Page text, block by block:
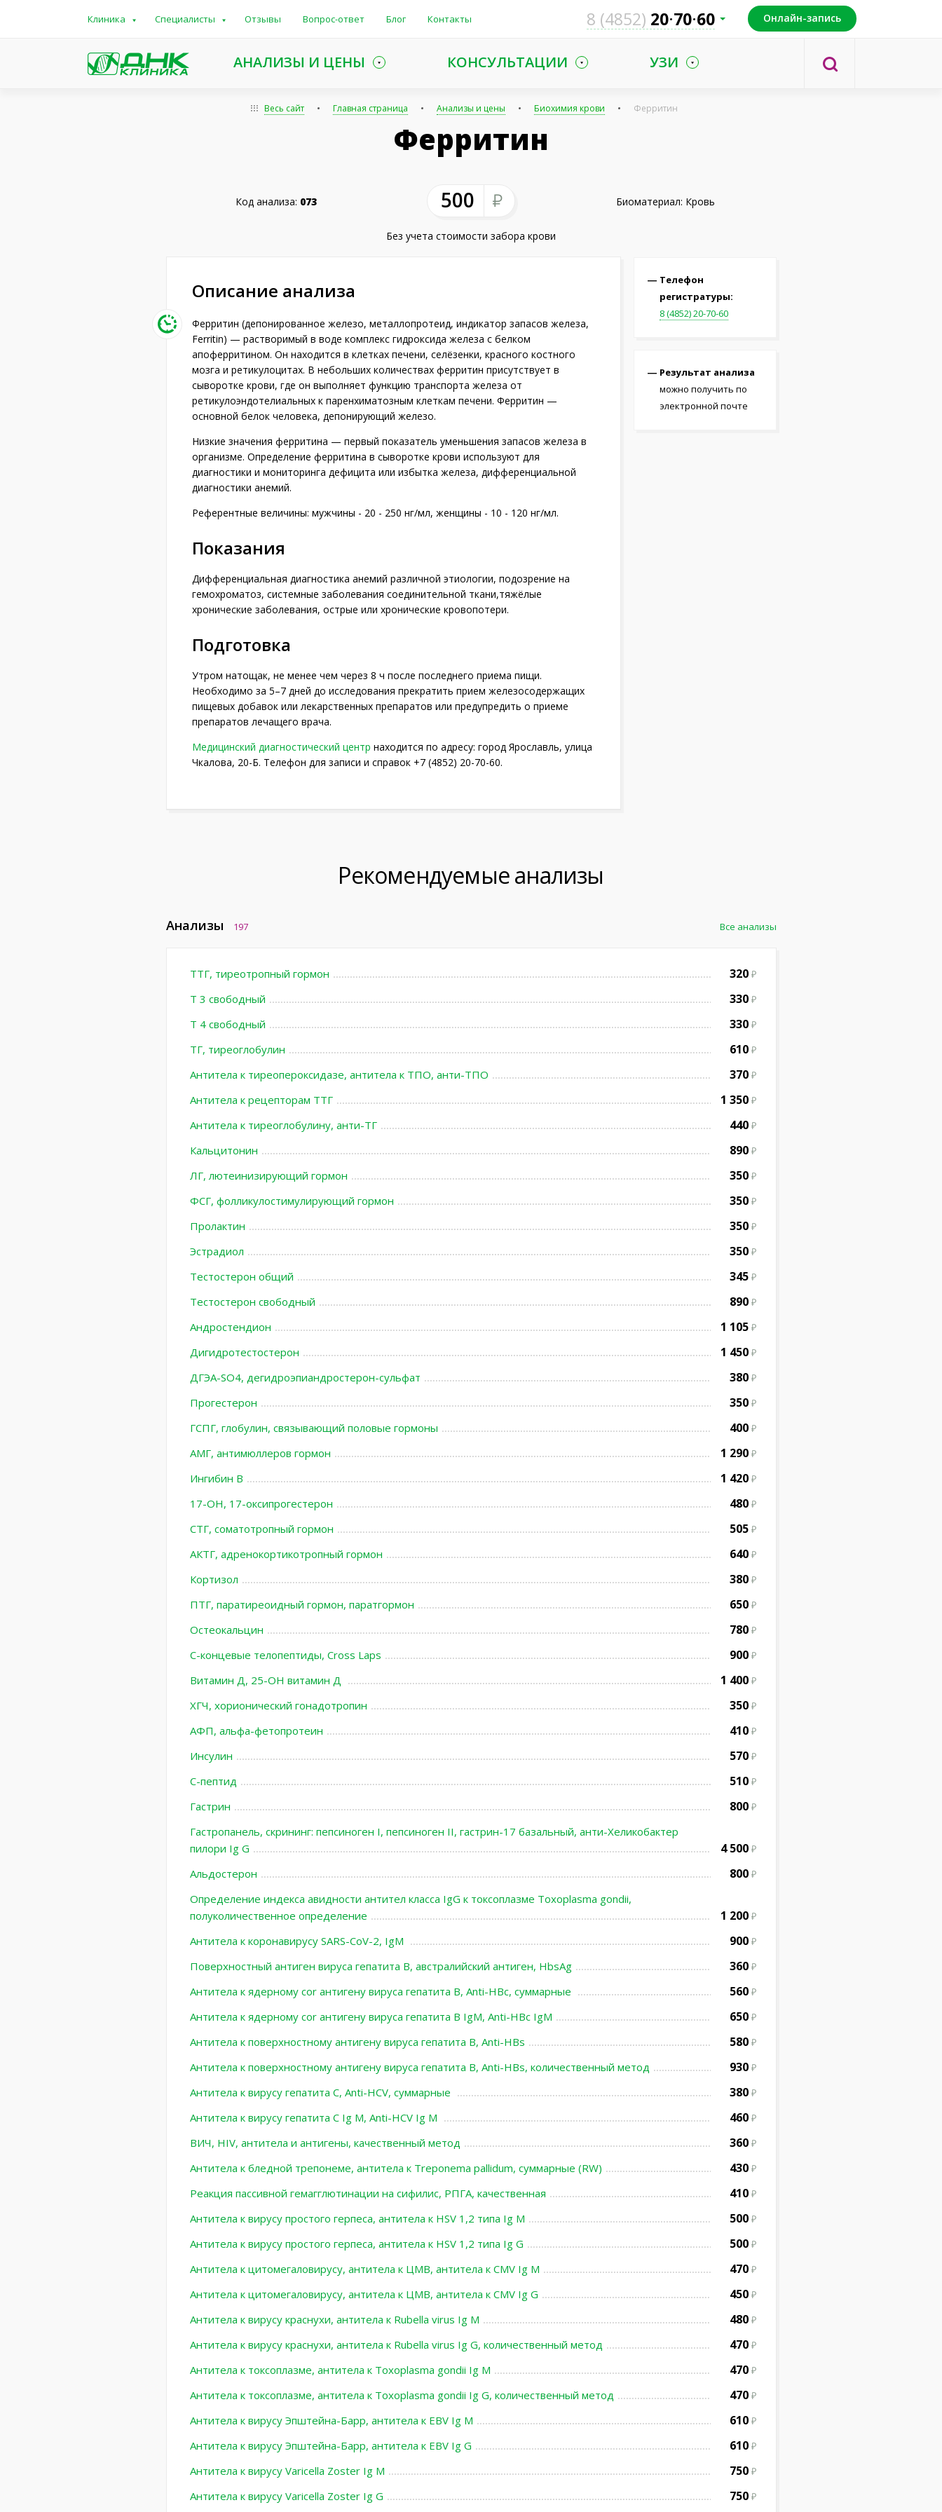
Клиника Специалисты Отзывы Вопрос-ответ Блог Контакты Онлайн-запись
8 (4852) 20 70 60
АНАЛИЗЫ И ЦЕНЫ КОНСУЛЬТАЦИИ УЗИ
Весь сайт Главная страница Анализы и цены Биохимия крови Ферритин
Ферритин
Код анализа: 073 500 Биоматериал: Кровь
Без учета стоимости забора крови
Описание анализа
Ферритин (депонированное железо, металлопротеид, индикатор запасов железа,
Ferritin) — растворимый в воде комплекс гидроксида железа с белком
апоферритином. Он находится в клетках печени, селёзенки, красного костного
мозга и ретикулоцитах. В небольших количествах ферритин присутствует в
сыворотке крови, где он выполняет функцию транспорта железа от
ретикулоэндотелиальных к паренхиматозным клеткам печени. Ферритин —
основной белок человека, депонирующий железо.
Низкие значения ферритина — первый показатель уменьшения запасов железа в
организме. Определение ферритина в сыворотке крови используют для
диагностики и мониторинга дефицита или избытка железа, дифференциальной
диагностики анемий.
Референтные величины: мужчины - 20 - 250 нг/мл, женщины - 10 - 120 нг/мл.
Показания
Дифференциальная диагностика анемий различной этиологии, подозрение на
гемохроматоз, системные заболевания соединительной ткани,тяжёлые
хронические заболевания, острые или хронические кровопотери.
Подготовка
Утром натощак, не менее чем через 8 ч после последнего приема пищи.
Необходимо за 5–7 дней до исследования прекратить прием железосодержащих
пищевых добавок или лекарственных препаратов или предупредить о приеме
препаратов лечащего врача.
Медицинский диагностический центр находится по адресу: город Ярославль, улица
Чкалова, 20-Б. Телефон для записи и справок +7 (4852) 20-70-60.
Телефон
регистратуры:
8 (4852) 20-70-60
Результат анализа
можно получить по
электронной почте
Рекомендуемые анализы
Анализы 197 Все анализы
ТТГ, тиреотропный гормон 320
Т 3 свободный 330
Т 4 свободный 330
ТГ, тиреоглобулин 610
Антитела к тиреопероксидазе, антитела к ТПО, анти-ТПО 370
Антитела к рецепторам ТТГ 1 350
Антитела к тиреоглобулину, анти-ТГ 440
Кальцитонин 890
ЛГ, лютеинизирующий гормон 350
ФСГ, фолликулостимулирующий гормон 350
Пролактин 350
Эстрадиол 350
Тестостерон общий 345
Тестостерон свободный 890
Андростендион 1 105
Дигидротестостерон 1 450
ДГЭА-SO4, дегидроэпиандростерон-сульфат 380
Прогестерон 350
ГСПГ, глобулин, связывающий половые гормоны 400
АМГ, антимюллеров гормон 1 290
Ингибин В 1 420
17-ОН, 17-оксипрогестерон 480
СТГ, соматотропный гормон 505
АКТГ, адренокортикотропный гормон 640
Кортизол 380
ПТГ, паратиреоидный гормон, паратгормон 650
Остеокальцин 780
С-концевые телопептиды, Cross Laps 900
Витамин Д, 25-ОН витамин Д 1 400
ХГЧ, хорионический гонадотропин 350
АФП, альфа-фетопротеин 410
Инсулин 570
С-пептид 510
Гастрин 800
Гастропанель, скрининг: пепсиноген I, пепсиноген II, гастрин-17 базальный, анти-Хеликобактер
пилори Ig G
4 500
Альдостерон 800
Определение индекса авидности антител класса IgG к токсоплазме Toxoplasma gondii,
полуколичественное определение
1 200
Антитела к коронавирусу SARS-CoV-2, IgМ 900
Поверхностный антиген вируса гепатита В, австралийский антиген, HbsAg 360
Антитела к ядерному cor антигену вируса гепатита В, Anti-HBc, суммарные 560
Антитела к ядерному cor антигену вируса гепатита В IgM, Anti-HBc IgM 650
Антитела к поверхностному антигену вируса гепатита В, Anti-HBs 580
Антитела к поверхностному антигену вируса гепатита В, Anti-HBs, количественный метод 930
Антитела к вирусу гепатита С, Anti-HCV, суммарные 380
Антитела к вирусу гепатита С Ig M, Anti-HCV Ig M 460
ВИЧ, HIV, антитела и антигены, качественный метод 360
Антитела к бледной трепонеме, антитела к Treponema pallidum, суммарные (RW) 430
Реакция пассивной гемагглютинации на сифилис, РПГА, качественная 410
Антитела к вирусу простого герпеса, антитела к HSV 1,2 типа Ig М 500
Антитела к вирусу простого герпеса, антитела к HSV 1,2 типа Ig G 500
Антитела к цитомегаловирусу, антитела к ЦМВ, антитела к СMV Ig М 470
Антитела к цитомегаловирусу, антитела к ЦМВ, антитела к СMV Ig G 450
Антитела к вирусу краснухи, антитела к Rubella virus Ig M 480
Антитела к вирусу краснухи, антитела к Rubella virus Ig G, количественный метод 470
Антитела к токсоплазме, антитела к Toxoplasma gondii Ig M 470
Антитела к токсоплазме, антитела к Toxoplasma gondii Ig G, количественный метод 470
Антитела к вирусу Эпштейна-Барр, антитела к EBV Ig M 610
Антитела к вирусу Эпштейна-Барр, антитела к EBV Ig G 610
Антитела к вирусу Varicella Zoster Ig M 750
Антитела к вирусу Varicella Zoster Ig G 750